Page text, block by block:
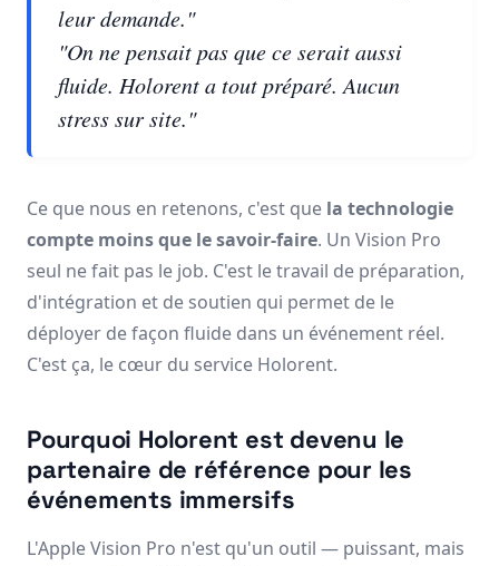
leur demande."
"On ne pensait pas que ce serait aussi
fluide. Holorent a tout préparé. Aucun
stress sur site."
Ce que nous en retenons, c'est que la technologie
compte moins que le savoir-faire. Un Vision Pro
seul ne fait pas le job. C'est le travail de préparation,
d'intégration et de soutien qui permet de le
déployer de façon fluide dans un événement réel.
C'est ça, le cœur du service Holorent.
Pourquoi Holorent est devenu le
partenaire de référence pour les
événements immersifs
L'Apple Vision Pro n'est qu'un outil — puissant, mais